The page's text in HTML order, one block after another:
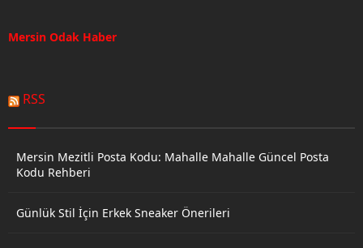
Mersin Odak Haber
RSS
Mersin Mezitli Posta Kodu: Mahalle Mahalle Güncel Posta
Kodu Rehberi
Günlük Stil İçin Erkek Sneaker Önerileri